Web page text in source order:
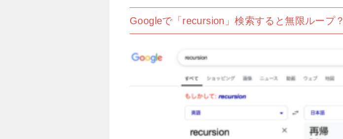
Googleで「recursion」検索すると無限ループ？